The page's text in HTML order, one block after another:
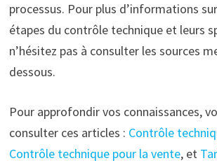
processus. Pour plus d’informations
étapes du contrôle technique et leurs
n’hésitez pas à consulter les sources
dessous.
Pour approfondir vos connaissances,
consulter ces articles : Contrôle
Contrôle technique pour la vente, et